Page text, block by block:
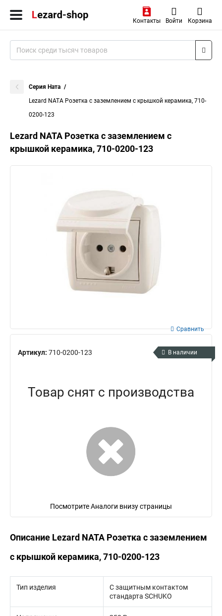
Контакты Войти Корзина
Серия Ната
Lezard NATA Розетка с заземлением с крышкой керамика, 710-
0200-123
Lezard NATA Розетка с заземлением с
крышкой керамика, 710-0200-123
Артикул: 710-0200-123
Сравнить
В наличии
Товар снят с производства
Посмотрите Аналоги внизу страницы
Описание Lezard NATA Розетка с заземлением
с крышкой керамика, 710-0200-123
Тип изделия
С защитным контактом
стандарта SCHUKO